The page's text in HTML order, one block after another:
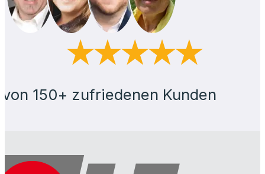
von 150+ zufriedenen Kunden